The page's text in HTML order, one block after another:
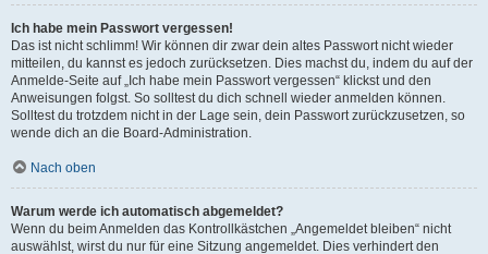
Ich habe mein Passwort vergessen!
Das ist nicht schlimm! Wir können dir zwar dein altes Passwort nicht wieder
mitteilen, du kannst es jedoch zurücksetzen. Dies machst du, indem du auf der
Anmelde-Seite auf „Ich habe mein Passwort vergessen“ klickst und den
Anweisungen folgst. So solltest du dich schnell wieder anmelden können.
Solltest du trotzdem nicht in der Lage sein, dein Passwort zurückzusetzen, so
wende dich an die Board-Administration.
Nach oben
Warum werde ich automatisch abgemeldet?
Wenn du beim Anmelden das Kontrollkästchen „Angemeldet bleiben“ nicht
auswählst, wirst du nur für eine Sitzung angemeldet. Dies verhindert den